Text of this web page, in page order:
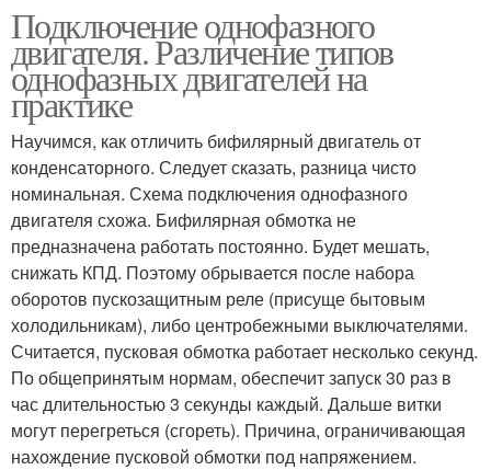
двигатель
трехфазной сети
Трехфазный двигатель
Двигатель без
конденсатора
Двигатель с рабочим
Двигатель через
конденсатор
Подключение однофазного
двигателя. Различение типов
однофазных двигателей на
практике
Научимся, как отличить бифилярный двигатель от
конденсаторного. Следует сказать, разница чисто
номинальная. Схема подключения однофазного
двигателя схожа. Бифилярная обмотка не
предназначена работать постоянно. Будет мешать,
снижать КПД. Поэтому обрывается после набора
оборотов пускозащитным реле (присуще бытовым
холодильникам), либо центробежными выключателями.
Считается, пусковая обмотка работает несколько секунд.
По общепринятым нормам, обеспечит запуск 30 раз в
час длительностью 3 секунды каждый. Дальше витки
могут перегреться (сгореть). Причина, ограничивающая
нахождение пусковой обмотки под напряжением.